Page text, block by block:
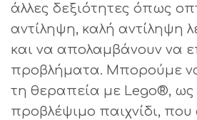
άλλες δεξιότητες όπως
αντίληψη, καλή αντίληψη
και να απολαμβάνουν να
προβλήματα. Μπορούμε
τη θεραπεία με Lego®, ως
προβλέψιμο παιχνίδι, που